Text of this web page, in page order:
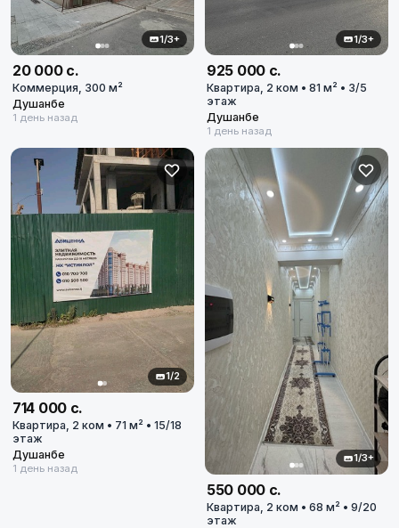
1/3+
20 000 с.
Коммерция, 300 м²
Душанбе
1 день назад
1/3+
925 000 с.
Квартира, 2 ком • 81 м² • 3/5
этаж
Душанбе
1 день назад
1/2
714 000 с.
Квартира, 2 ком • 71 м² • 15/18
этаж
Душанбе
1 день назад
1/3+
550 000 с.
Квартира, 2 ком • 68 м² • 9/20
этаж